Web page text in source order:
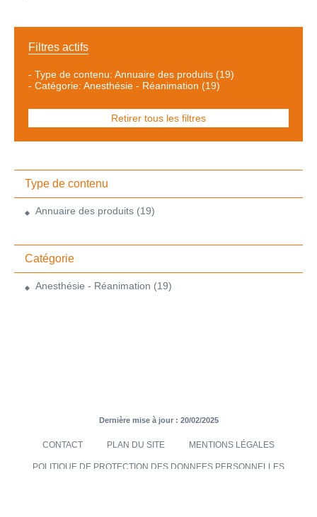
Filtres actifs
- Type de contenu: Annuaire des produits (19)
- Catégorie: Anesthésie - Réanimation (19)
Retirer tous les filtres
Type de contenu
Annuaire des produits (19)
Catégorie
Anesthésie - Réanimation (19)
Dernière mise à jour : 20/02/2025
CONTACT PLAN DU SITE MENTIONS LÉGALES
POLITIQUE DE PROTECTION DES DONNEES PERSONNELLES